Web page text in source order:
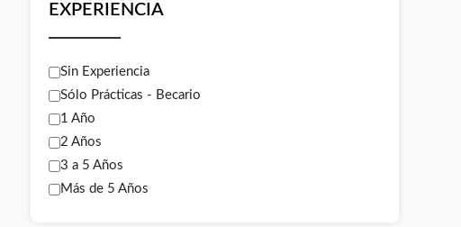
EXPERIENCIA
Sin Experiencia
Sólo Prácticas - Becario
1 Año
2 Años
3 a 5 Años
Más de 5 Años